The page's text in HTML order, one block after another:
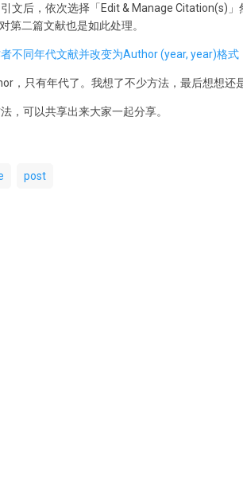
文后，依次选择「Edit & Manage Citation(s)
第二篇文献也是如此处理。
，只有年代了。我想了不少方法，最后想想还
，可以共享出来大家一起分享。
post